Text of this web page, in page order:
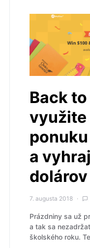
Back
využite
a
dolárov
7. augusta 2018
Prázdniny sa už
a tak sa
školského roku.